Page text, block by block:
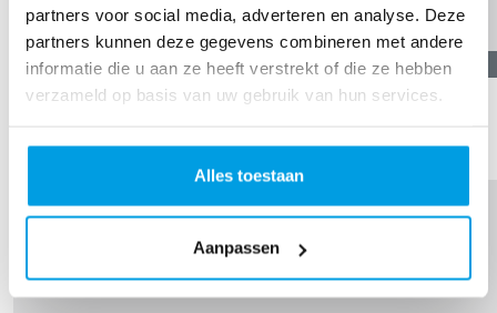
partners voor social media, adverteren en analyse. Deze
partners kunnen deze gegevens combineren met andere
informatie die u aan ze heeft verstrekt of die ze hebben
verzameld op basis van uw gebruik van hun services.
Alles toestaan
Aanpassen
20,00
Margootje
Mooi van jou; succes Dou!